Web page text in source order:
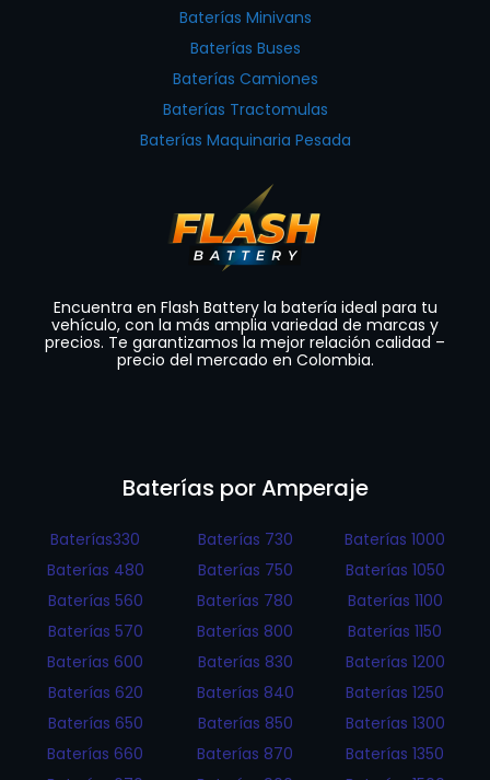
Baterías Minivans
Baterías Buses
Baterías Camiones
Baterías Tractomulas
Baterías Maquinaria Pesada
Encuentra en Flash Battery la batería ideal para tu
vehículo, con la más amplia variedad de marcas y
precios. Te garantizamos la mejor relación calidad –
precio del mercado en Colombia.
Baterías por Amperaje
Baterías330
Baterías 480
Baterías 560
Baterías 570
Baterías 600
Baterías 620
Baterías 650
Baterías 660
Baterías 730
Baterías 750
Baterías 780
Baterías 800
Baterías 830
Baterías 840
Baterías 850
Baterías 870
Baterías 1000
Baterías 1050
Baterías 1100
Baterías 1150
Baterías 1200
Baterías 1250
Baterías 1300
Baterías 1350